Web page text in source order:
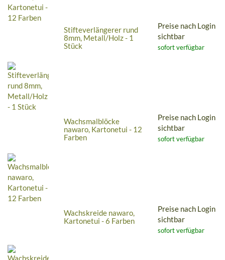
Stifteverlängerer rund
8mm, Metall/Holz - 1
Stück
Preise nach Login
sichtbar
sofort verfügbar
Wachsmalblöcke
nawaro, Kartonetui - 12
Farben
Preise nach Login
sichtbar
sofort verfügbar
Wachskreide nawaro,
Kartonetui - 6 Farben
Preise nach Login
sichtbar
sofort verfügbar